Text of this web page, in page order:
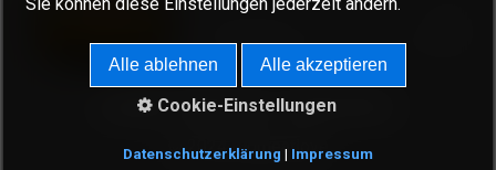
Kontakt Impressum
Datenschutz
© 2024 Bigmeatlove
Alle ablehnen Alle akzeptieren
Cookie-Einstellungen
Datenschutzerklärung | Impressum